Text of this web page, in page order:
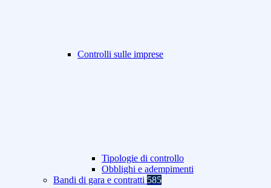
Controlli sulle imprese
Tipologie di controllo
Obblighi e adempimenti
Bandi di gara e contratti 585